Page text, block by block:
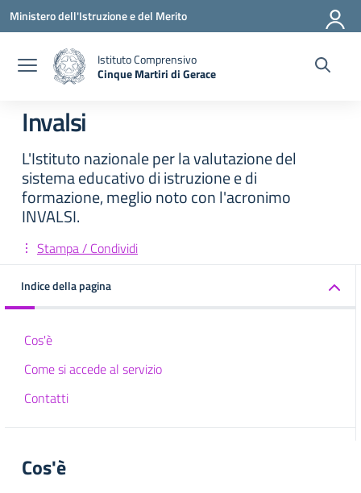
Vai ai contenuti
Vai al menu di navigazione
Vai al footer
Ministero dell'Istruzione e del Merito
Istituto Comprensivo
Cinque Martiri di Gerace
Invalsi
L'Istituto nazionale per la valutazione del
sistema educativo di istruzione e di
formazione, meglio noto con l'acronimo
INVALSI.
Stampa / Condividi
Indice della pagina
Cos'è
Come si accede al servizio
Contatti
Cos'è